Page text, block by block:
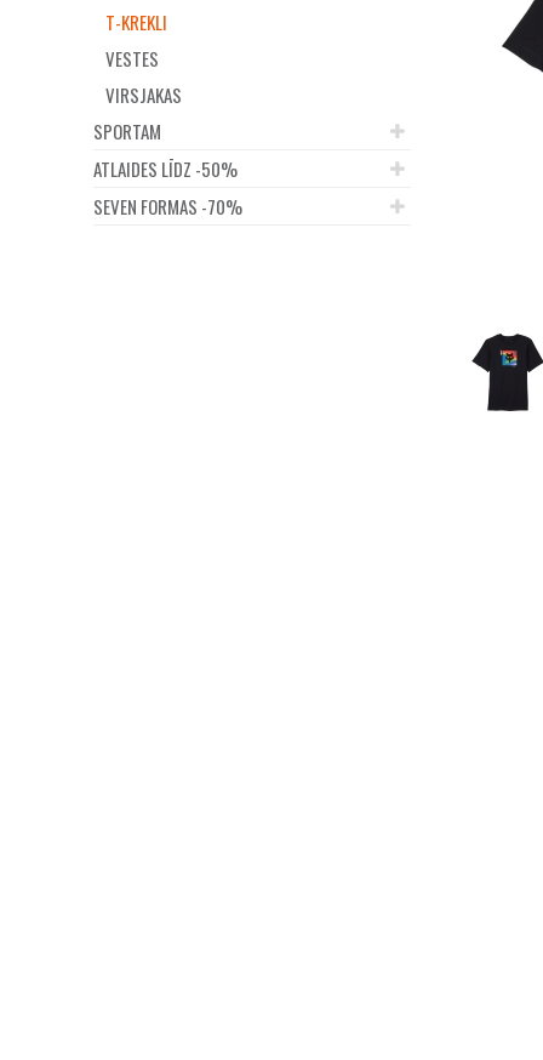
T-KREKLI
VESTES
VIRSJAKAS
SPORTAM
ATLAIDES LĪDZ -50%
SEVEN FORMAS -70%